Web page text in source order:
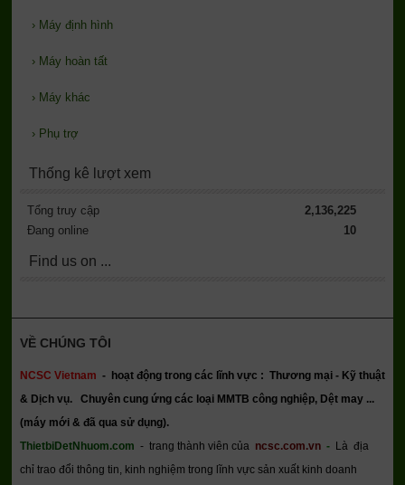
› Máy định hình
› Máy hoàn tất
› Máy khác
› Phụ trợ
Thống kê lượt xem
Tổng truy cập
2,136,225
Đang online
10
Find us on ...
VỀ CHÚNG TÔI
NCSC Vietnam - hoạt động trong các lĩnh vực : Thương mại - Kỹ thuật
& Dịch vụ. Chuyên cung ứng các loại MMTB công nghiệp, Dệt may ...
(máy mới & đã qua sử dụng).
ThietbiDetNhuom.com - trang thành viên của ncsc.com.vn- Là địa
chỉ trao đổi thông tin, kinh nghiệm trong lĩnh vực sản xuất kinh doanh